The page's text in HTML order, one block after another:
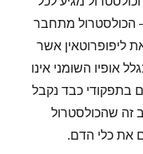
הכולסטרול מתחבר
ליפופרוטאין אשר
אופיו השומני אינו
בתפקודי כבד נקבל
זה שהכולסטרול
את כלי הדם.